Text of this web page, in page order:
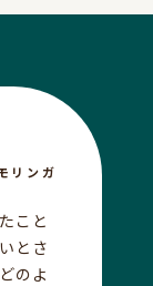
リンガ
こと
とさ
のよ